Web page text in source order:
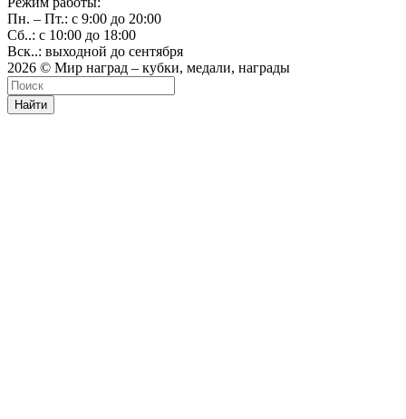
Пн. – Пт.: с 9:00 до 20:00
Сб..: с 10:00 до 18:00
Вск..: выходной до сентября
2026 © Мир наград – кубки, медали, награды
Найти